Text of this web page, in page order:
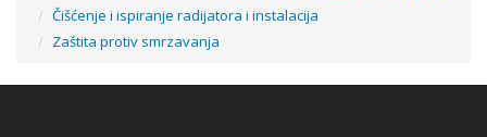
Čišćenje i ispiranje radijatora i instalacija
Zaštita protiv smrzavanja